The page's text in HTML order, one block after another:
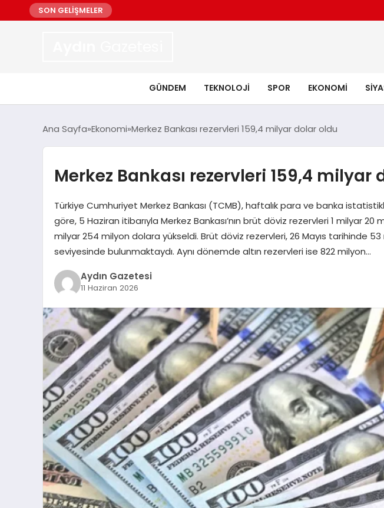
SON GELİŞMELER
GÜNDEM TEKNOLOJI SPOR EKONOMI
Ana Sayfa Ekonomi Merkez Bankası rezervleri 159,4 milyar dolar oldu
Merkez Bankası rezervleri 159,4 milyar
Türkiye Cumhuriyet Merkez Bankası (TCMB), haftalık para ve banka
göre, 5 Haziran itibarıyla Merkez Bankası’nın brüt döviz rezervleri 1 milyar
milyar 254 milyon dolara yükseldi. Brüt döviz rezervleri, 26 Mayıs tarihinde
seviyesinde bulunmaktaydı. Aynı dönemde altın rezervleri ise 822 milyon…
Aydın Gazetesi
11 Haziran 2026